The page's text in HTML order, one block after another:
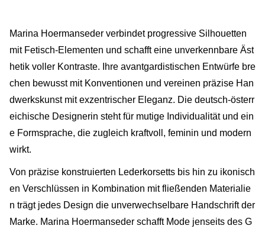
Marina Hoermanseder verbindet progressive Silhouetten
mit Fetisch-Elementen und schafft eine unverkennbare Äst
hetik voller Kontraste. Ihre avantgardistischen Entwürfe bre
chen bewusst mit Konventionen und vereinen präzise Han
dwerkskunst mit exzentrischer Eleganz. Die deutsch-österr
eichische Designerin steht für mutige Individualität und ein
e Formsprache, die zugleich kraftvoll, feminin und modern
wirkt.
Von präzise konstruierten Lederkorsetts bis hin zu ikonisch
en Verschlüssen in Kombination mit fließenden Materialie
n trägt jedes Design die unverwechselbare Handschrift der
Marke. Marina Hoermanseder schafft Mode jenseits des G